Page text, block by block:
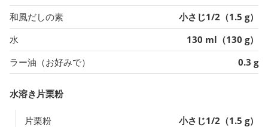
和風だしの素
小さじ1/2（1.5 g）
水
130 ml（130 g）
ラー油（お好みで）
0.3 g
水溶き片栗粉
片栗粉
小さじ1/2（1.5 g）